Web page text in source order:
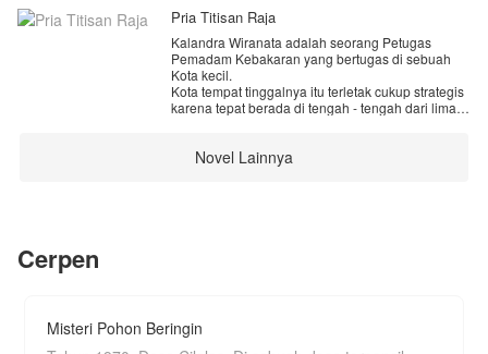
ke kehidupan mereka?
IG: sasaalkhansa
momen pernyataan cintanya, Raka justru melihat
orang kaya yang sombong, sementara Raka
ditinggalkan sendirian di trotoar GBK dengan dua
tiket yang hangus.
Di titik terendah hidupnya, saat harga dirinya
Pria Titisan Raja
Kalandra Wiranata adalah seorang Petugas
Pemadam Kebakaran yang bertugas di sebuah
Kota kecil.
Kota tempat tinggalnya itu terletak cukup strategis
karena tepat berada di tengah - tengah dari lima
kali di perbantukan di luar dari Kotanya.
Timnya, bukan hanya sekedar rekan kerja. Mereka
Novel Lainnya
Cerpen
Misteri Pohon Beringin